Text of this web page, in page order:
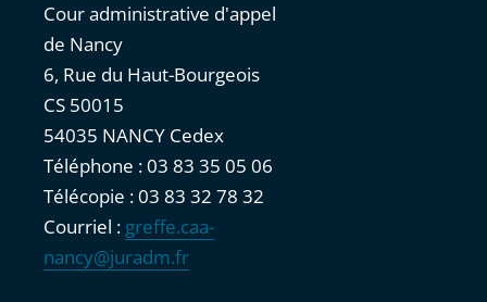
Cour administrative d'appel
de Nancy
6, Rue du Haut-Bourgeois
CS 50015
54035 NANCY Cedex
Téléphone : 03 83 35 05 06
Télécopie : 03 83 32 78 32
Courriel : greffe.caa-
nancy@juradm.fr